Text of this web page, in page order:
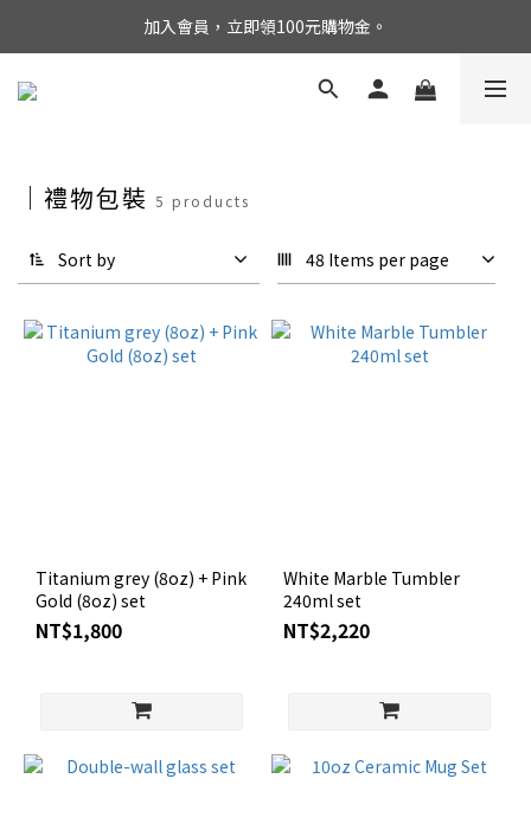
加入會員，立即領100元購物金。
｜禮物包裝 5 products
Sort by 48 Items per page
Titanium grey (8oz) + Pink
Gold (8oz) set
NT$1,800
White Marble Tumbler
240ml set
NT$2,220